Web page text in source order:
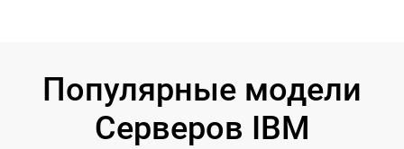
Популярные модели
Серверов IBM